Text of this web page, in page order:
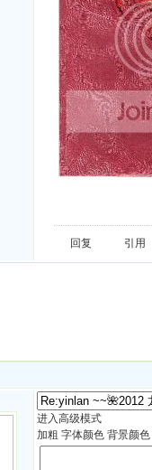
回复 引用
进入高级模式
加粗 字体颜色 背景颜色